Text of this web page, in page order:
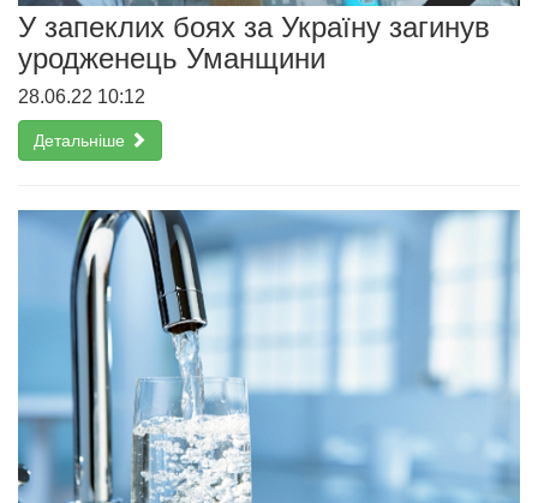
У запеклих боях за Україну загинув
уродженець Уманщини
28.06.22 10:12
Детальніше